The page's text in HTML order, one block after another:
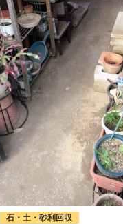
石・土・砂利回収